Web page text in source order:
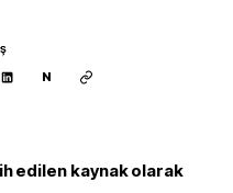
N
edilen kaynak olarak